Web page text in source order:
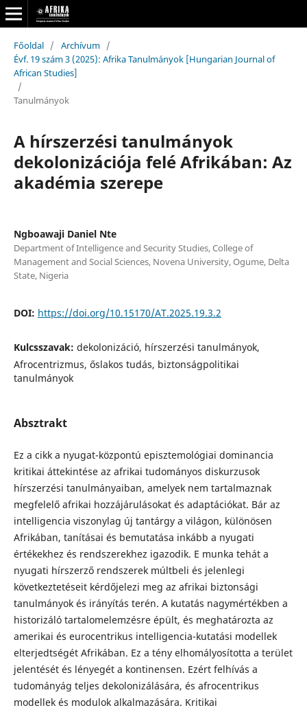
Főoldal / Archívum /
Évf. 19 szám 3 (2025): Afrika Tanulmányok [Hungarian Journal of
African Studies]
/
Tanulmányok
A hírszerzési tanulmányok
dekolonizációja felé Afrikában: Az
akadémia szerepe
Ngboawaji Daniel Nte
Department of Intelligence and Security Studies, College of
Management and Social Sciences, Novena University, Ogume, Delta
State, Nigeria
DOI: https://doi.org/10.15170/AT.2025.19.3.2
Kulcsszavak: dekolonizáció, hírszerzési tanulmányok,
Afrocentrizmus, őslakos tudás, biztonságpolitikai
tanulmányok
Absztrakt
Ez a cikk a nyugat-központú episztemológiai dominancia
kritikai áttekintése az afrikai tudományos diskurzusok
hírszerzési tanulmányaiban, amelyek nem tartalmaznak
megfelelő afrikai hozzájárulásokat és adaptációkat. Bár az
intelligencia viszonylag új tantárgy a világon, különösen
Afrikában, tanításai és bemutatása inkább a nyugati
értékekhez és rendszerekhez igazodik. E munka tehát a
nyugati hírszerző rendszerek múltbeli és jelenlegi
következtetéseit kérdőjelezi meg az afrikai biztonsági
tanulmányok és irányítás terén. A kutatás nagymértékben a
historizáló tartalomelemzésre épült, és meghatározta az
amerikai és eurocentrikus intelligencia-kutatási modellek
elterjedtségét Afrikában. Ez a tény elhomályosította a terület
jelentését és lényegét a kontinensen. Ezért felhívás a
tudományág teljes dekolonizálására, és afrocentrikus
modellek és modulok alkalmazására. Kritikai